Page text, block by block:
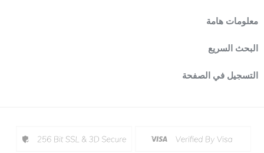
معلومات هامة
البحث السريع
التسجيل في الصفحة